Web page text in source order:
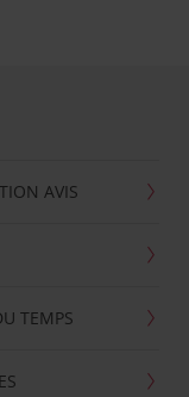
AVIS
TEMPS